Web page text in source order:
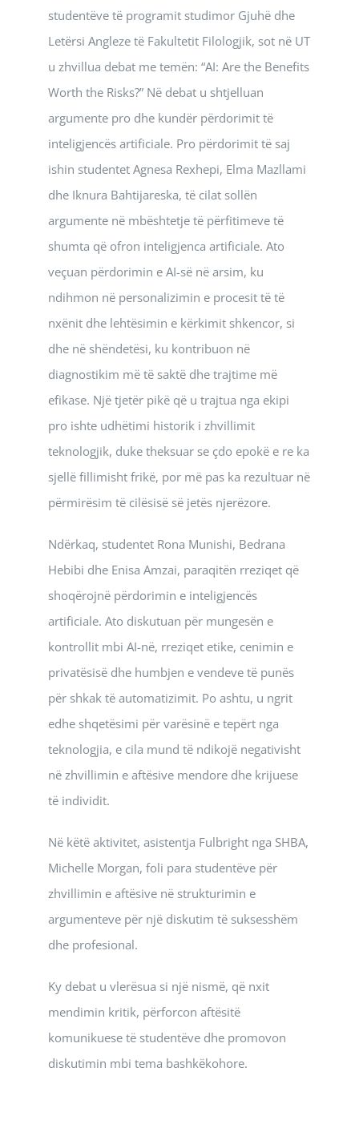
studentëve të programit studimor Gjuhë dhe
Letërsi Angleze të Fakultetit Filologjik, sot në UT
u zhvillua debat me temën: “AI: Are the Benefits
Worth the Risks?” Në debat u shtjelluan
argumente pro dhe kundër përdorimit të
inteligjencës artificiale. Pro përdorimit të saj
ishin studentet Agnesa Rexhepi, Elma Mazllami
dhe Iknura Bahtijareska, të cilat sollën
argumente në mbështetje të përfitimeve të
shumta që ofron inteligjenca artificiale. Ato
veçuan përdorimin e AI-së në arsim, ku
ndihmon në personalizimin e procesit të të
nxënit dhe lehtësimin e kërkimit shkencor, si
dhe në shëndetësi, ku kontribuon në
diagnostikim më të saktë dhe trajtime më
efikase. Një tjetër pikë që u trajtua nga ekipi
pro ishte udhëtimi historik i zhvillimit
teknologjik, duke theksuar se çdo epokë e re ka
sjellë fillimisht frikë, por më pas ka rezultuar në
përmirësim të cilësisë së jetës njerëzore.
Ndërkaq, studentet Rona Munishi, Bedrana
Hebibi dhe Enisa Amzai, paraqitën rreziqet që
shoqërojnë përdorimin e inteligjencës
artificiale. Ato diskutuan për mungesën e
kontrollit mbi AI-në, rreziqet etike, cenimin e
privatësisë dhe humbjen e vendeve të punës
për shkak të automatizimit. Po ashtu, u ngrit
edhe shqetësimi për varësinë e tepërt nga
teknologjia, e cila mund të ndikojë negativisht
në zhvillimin e aftësive mendore dhe krijuese
të individit.
Në këtë aktivitet, asistentja Fulbright nga SHBA,
Michelle Morgan, foli para studentëve për
zhvillimin e aftësive në strukturimin e
argumenteve për një diskutim të suksesshëm
dhe profesional.
Ky debat u vlerësua si një nismë, që nxit
mendimin kritik, përforcon aftësitë
komunikuese të studentëve dhe promovon
diskutimin mbi tema bashkëkohore.